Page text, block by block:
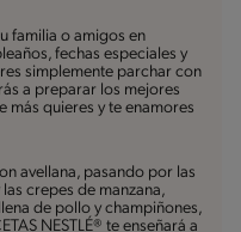
familia o amigos en
fechas especiales y
simplemente parchar con
a preparar los mejores
más quieres y te enamores
avellana, pasando por las
crepes de manzana,
de pollo y champiñones,
NESTLÉ® te enseñará a